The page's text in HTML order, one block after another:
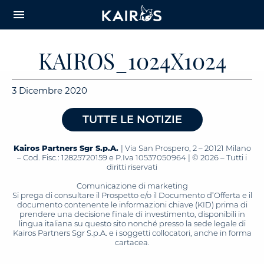
CONTENT
menu
KAIROS_1024X1024
3 Dicembre 2020
TUTTE LE NOTIZIE
Kairos Partners Sgr S.p.A. | Via San Prospero, 2 – 20121 Milano
– Cod. Fisc.: 12825720159 e P.Iva 10537050964 | © 2026 – Tutti i
diritti riservati
Comunicazione di marketing
Si prega di consultare il Prospetto e/o il Documento d’Offerta e il
documento contenente le informazioni chiave (KID) prima di
prendere una decisione finale di investimento, disponibili in
lingua italiana su questo sito nonché presso la sede legale di
Kairos Partners Sgr S.p.A. e i soggetti collocatori, anche in forma
cartacea.